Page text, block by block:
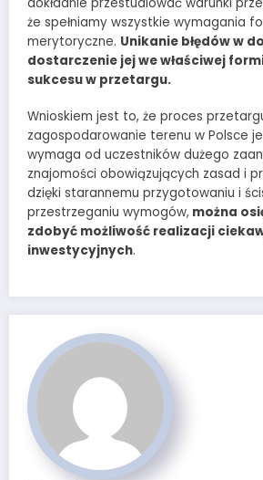
że spełniamy wszystkie wymagania
merytoryczne. Unikanie błędów w
dostarczenie jej we właściwej
sukcesu w przetargu.
Wnioskiem jest to, że proces
zagospodarowanie terenu w Polsce
wymaga od uczestników dużego
znajomości obowiązujących zasad i
dzięki starannemu przygotowaniu i
przestrzeganiu wymogów, można
zdobyć możliwość realizacji
inwestycyjnych.